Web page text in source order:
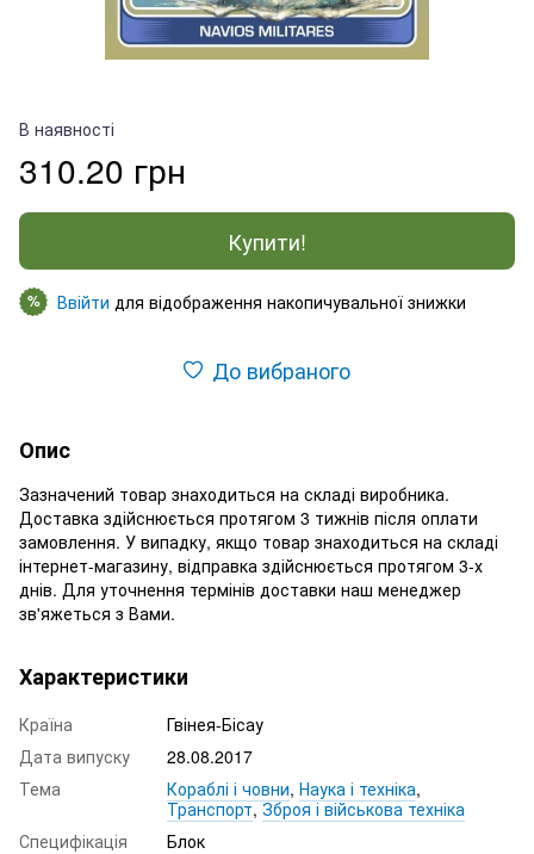
В наявності
310.20 грн
Купити!
% Ввійти для відображення накопичувальної знижки
До вибраного
Опис
Зазначений товар знаходиться на складі виробника.
Доставка здійснюється протягом 3 тижнів після оплати
замовлення. У випадку, якщо товар знаходиться на складі
інтернет-магазину, відправка здійснюється протягом 3-х
днів. Для уточнення термінів доставки наш менеджер
зв'яжеться з Вами.
Характеристики
Країна
Гвінея-Бісау
Дата випуску
28.08.2017
Тема
Кораблі і човни, Наука і техніка,
Транспорт,Зброя і військова техніка
Специфікація
Блок